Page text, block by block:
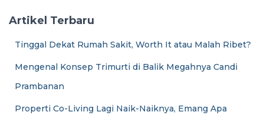
o
Artikel Terbaru
Tinggal Dekat Rumah Sakit, Worth It atau Malah Ribet?
Mengenal Konsep Trimurti di Balik Megahnya Candi
Prambanan
Properti Co-Living Lagi Naik-Naiknya, Emang Apa